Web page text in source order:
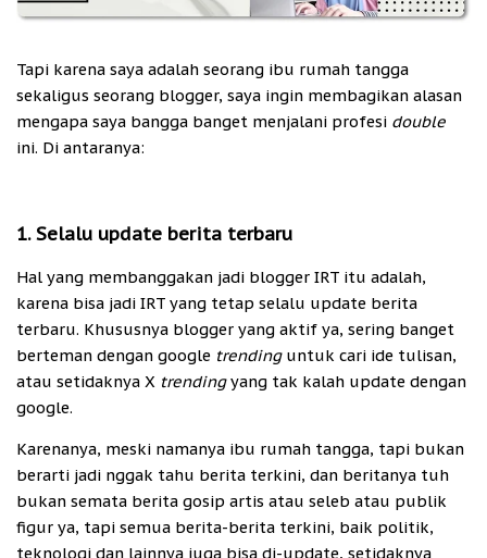
Tapi karena saya adalah seorang ibu rumah tangga
sekaligus seorang blogger, saya ingin membagikan alasan
mengapa saya bangga banget menjalani profesi double
ini. Di antaranya:
1. Selalu update berita terbaru
Hal yang membanggakan jadi blogger IRT itu adalah,
karena bisa jadi IRT yang tetap selalu update berita
terbaru. Khususnya blogger yang aktif ya, sering banget
berteman dengan google trending untuk cari ide tulisan,
atau setidaknya X trendingyang tak kalah update dengan
google.
Karenanya, meski namanya ibu rumah tangga, tapi bukan
berarti jadi nggak tahu berita terkini, dan beritanya tuh
bukan semata berita gosip artis atau seleb atau publik
figur ya, tapi semua berita-berita terkini, baik politik,
teknologi dan lainnya juga bisa di-update, setidaknya